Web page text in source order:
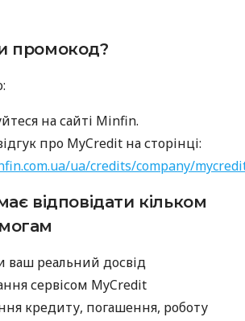
промокод?
на сайті Minfin.
про MyCredit на сторінці:
ua/credits/company/
відповідати кільком
ваш реальний досвід
сервісом MyCredit
кредиту, погашення, роботу